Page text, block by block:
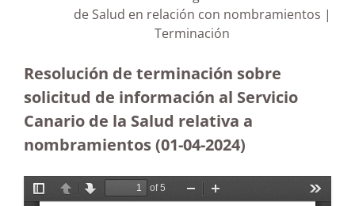
de Salud en relación con nombramientos |
Terminación
Resolución de terminación sobre
solicitud de información al Servicio
Canario de la Salud relativa a
nombramientos(01-04-2024)